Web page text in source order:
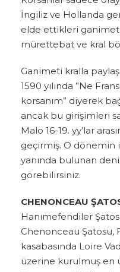
İngiliz ve Hollanda
elde ettikleri
mürettebat ve kral
Ganimeti kralla
1590 yılında ”Ne
korsanım” diyerek
ancak bu girişimleri
Malo 16-19. yy’lar
geçirmiş. O
yanında bulunan
görebilirsiniz.
CHENONCEAU
Hanımefendiler
Chenonceau Şatosu,
kasabasında Loire
üzerine kurulmuş en